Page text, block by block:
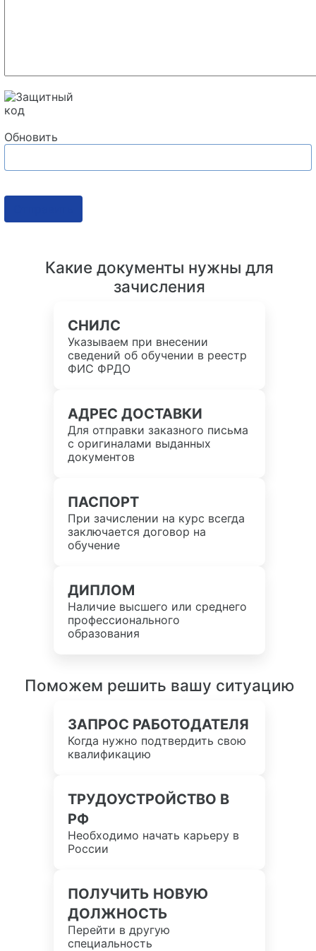
Обновить
Какие документы нужны для
зачисления
СНИЛС
Указываем при внесении
сведений об обучении в реестр
ФИС ФРДО
АДРЕС ДОСТАВКИ
Для отправки заказного письма
с оригиналами выданных
документов
ПАСПОРТ
При зачислении на курс всегда
заключается договор на
обучение
ДИПЛОМ
Наличие высшего или среднего
профессионального
образования
Поможем решить вашу ситуацию
ЗАПРОС РАБОТОДАТЕЛЯ
Когда нужно подтвердить свою
квалификацию
ТРУДОУСТРОЙСТВО В
РФ
Необходимо начать карьеру в
России
ПОЛУЧИТЬ НОВУЮ
ДОЛЖНОСТЬ
Перейти в другую
специальность